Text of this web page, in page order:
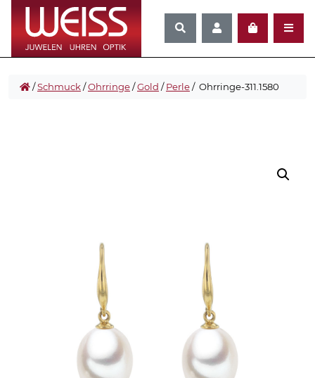
/Schmuck/Ohrringe/Gold /Perle/ Ohrringe-311.1580